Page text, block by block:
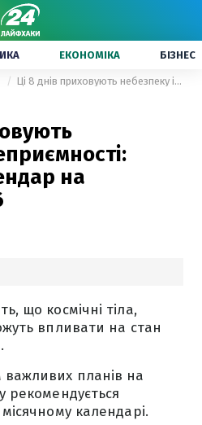
ЕКОНОМІКА БІЗНЕС
Ці 8 днів приховують небезпеку і неприємності: місячний календар на березень 2026
на
що космічні тіла,
впливати на стан
планів на
рекомендується
календарі.